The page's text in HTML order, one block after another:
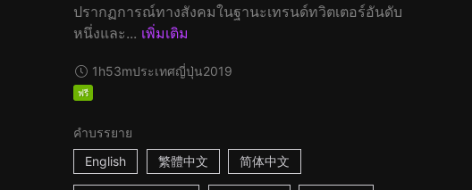
ปรากฏการณ์ทางสังคมในฐานะเทรนด์ทวิตเตอร์อันดับ
หนึ่งและ... เพิ่มเติม
1h53mประเทศญี่ปุ่น2019
ฟรี
คำบรรยาย
English
繁體中文 简体中文